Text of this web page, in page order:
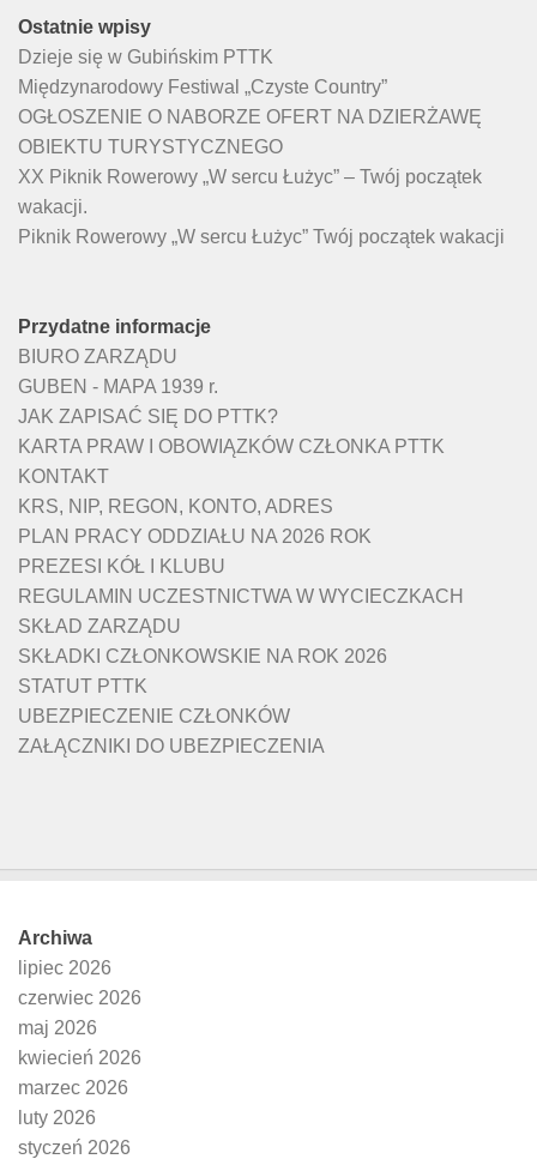
Ostatnie wpisy
Dzieje się w Gubińskim PTTK
Międzynarodowy Festiwal „Czyste Country”
OGŁOSZENIE O NABORZE OFERT NA DZIERŻAWĘ
OBIEKTU TURYSTYCZNEGO
XX Piknik Rowerowy „W sercu Łużyc” – Twój początek
wakacji.
Piknik Rowerowy „W sercu Łużyc” Twój początek wakacji
Przydatne informacje
BIURO ZARZĄDU
GUBEN - MAPA 1939 r.
JAK ZAPISAĆ SIĘ DO PTTK?
KARTA PRAW I OBOWIĄZKÓW CZŁONKA PTTK
KONTAKT
KRS, NIP, REGON, KONTO, ADRES
PLAN PRACY ODDZIAŁU NA 2026 ROK
PREZESI KÓŁ I KLUBU
REGULAMIN UCZESTNICTWA W WYCIECZKACH
SKŁAD ZARZĄDU
SKŁADKI CZŁONKOWSKIE NA ROK 2026
STATUT PTTK
UBEZPIECZENIE CZŁONKÓW
ZAŁĄCZNIKI DO UBEZPIECZENIA
Archiwa
lipiec 2026
czerwiec 2026
maj 2026
kwiecień 2026
marzec 2026
luty 2026
styczeń 2026